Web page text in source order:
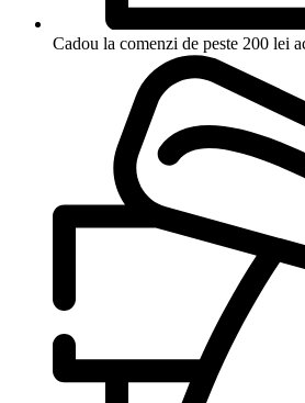
Cadou la comenzi de peste 200 lei